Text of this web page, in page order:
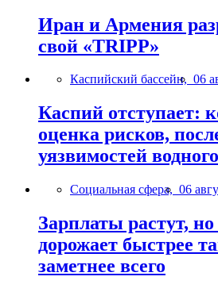
Иран и Армения
свой «TRIPP»
Каспийский бассейн, 06
Каспий отступает:
оценка рисков,
уязвимостей
Социальная сфера, 06
Зарплаты растут,
дорожает быстрее
заметнее всего